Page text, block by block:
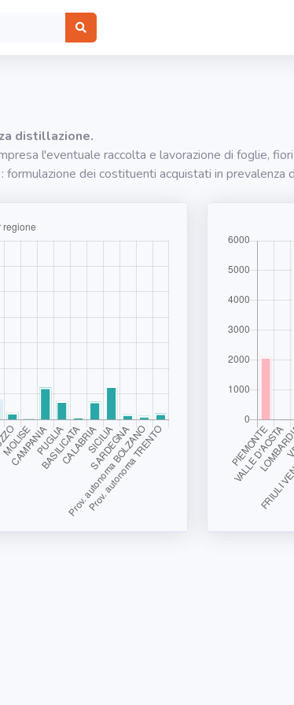
distillazione.
l'eventuale raccolta e lavorazione di foglie,
dei costituenti acquistati in prevalenza